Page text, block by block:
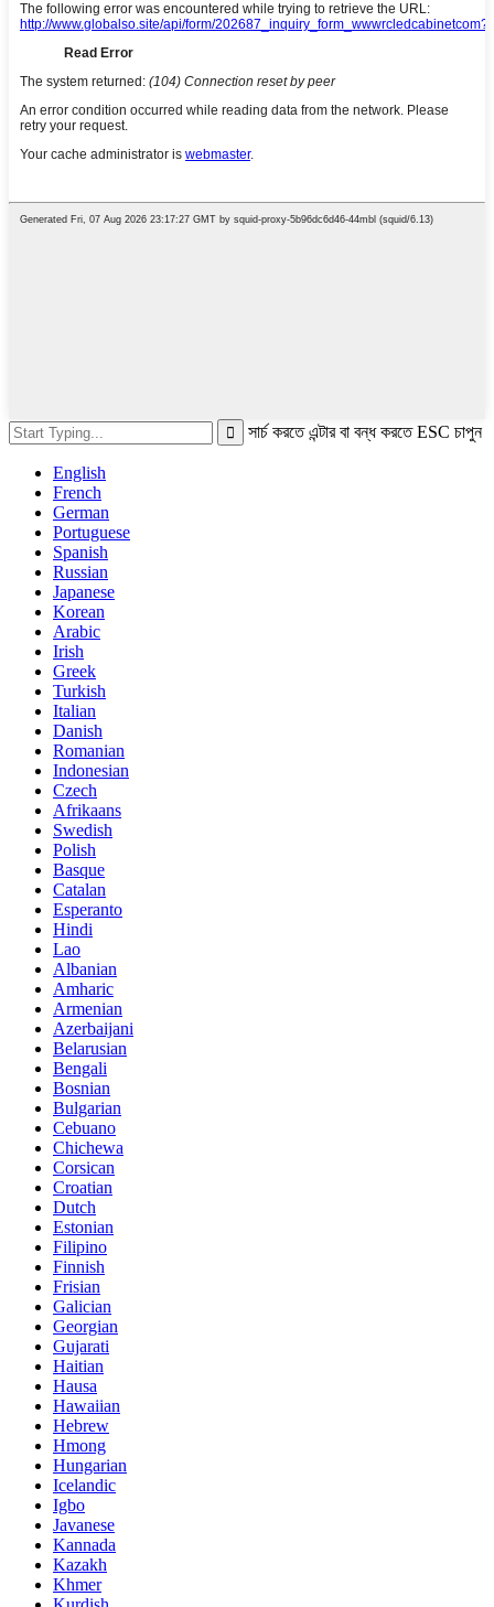
সার্চ করতে এন্টার বা বন্ধ করতে ESC চাপুন
English
French
German
Portuguese
Spanish
Russian
Japanese
Korean
Arabic
Irish
Greek
Turkish
Italian
Danish
Romanian
Indonesian
Czech
Afrikaans
Swedish
Polish
Basque
Catalan
Esperanto
Hindi
Lao
Albanian
Amharic
Armenian
Azerbaijani
Belarusian
Bengali
Bosnian
Bulgarian
Cebuano
Chichewa
Corsican
Croatian
Dutch
Estonian
Filipino
Finnish
Frisian
Galician
Georgian
Gujarati
Haitian
Hausa
Hawaiian
Hebrew
Hmong
Hungarian
Icelandic
Igbo
Javanese
Kannada
Kazakh
Khmer